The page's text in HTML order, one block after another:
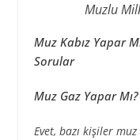
Muzlu
Muz Kabız Yapar
Sorular
Muz Gaz Yapar Mı?
Evet, bazı kişiler